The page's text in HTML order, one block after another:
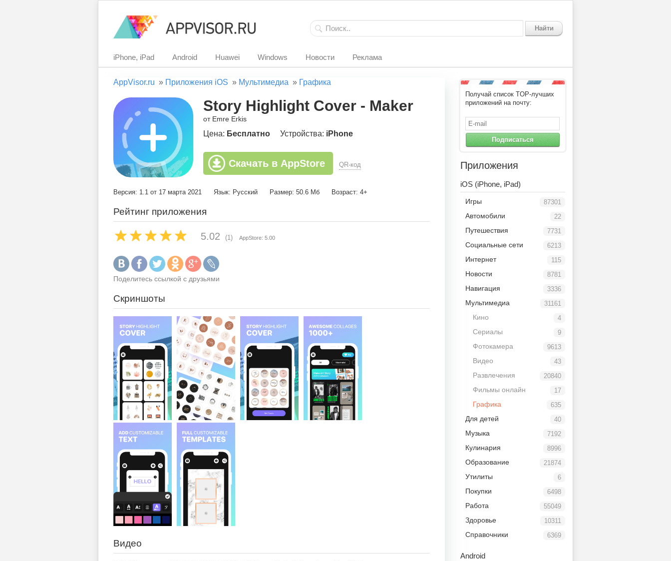
Найти
iPhone, iPad Android Huawei Windows Новости Реклама
AppVisor.ru » Приложения iOS » Мультимедиа » Графика
Story Highlight Cover - Maker
от Emre Erkis
Цена: Бесплатно Устройства: iPhone
Скачать в AppStore QR-код
Версия: 1.1 от 17 марта 2021 Язык: Русский Размер: 50.6 Мб Возраст: 4+
Рейтинг приложения
5.02 (1) AppStore: 5.00
Поделитесь ссылкой с друзьями
Скриншоты
Видео
Получай список TOP-лучших
приложений на почту:
Подписаться
Приложения
iOS (iPhone, iPad)
87301
Игры
22
Автомобили
7731
Путешествия
6213
Социальные сети
115
Интернет
8781
Новости
3336
Навигация
31161
Мультимедиа
4
Кино
9
Сериалы
9613
Фотокамера
43
Видео
20840
Развлечения
17
Фильмы онлайн
635
Графика
40
Для детей
7192
Музыка
8996
Кулинария
21874
Образование
6
Утилиты
6498
Покупки
55049
Работа
10311
Здоровье
6369
Справочники
Android